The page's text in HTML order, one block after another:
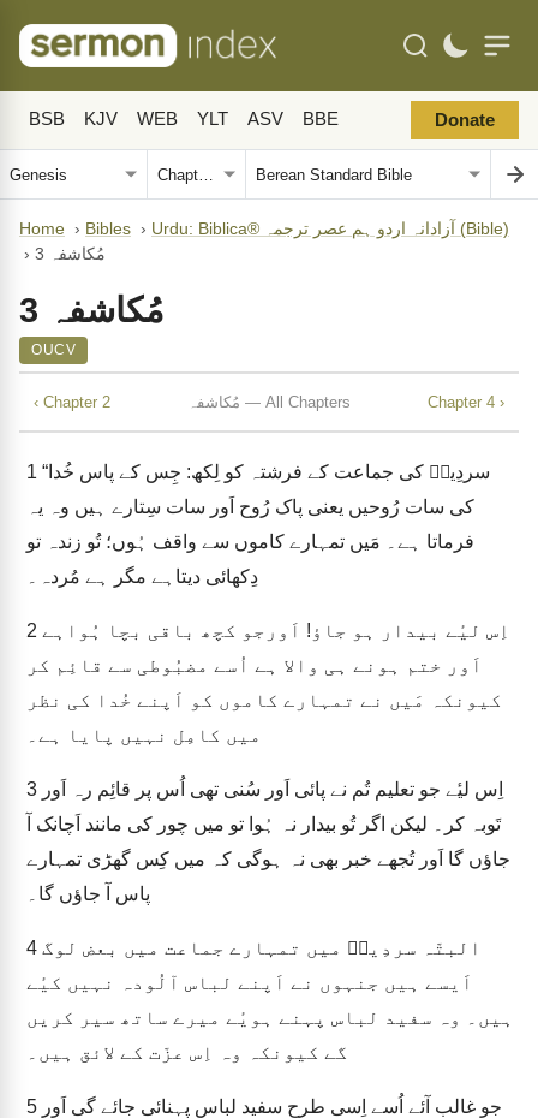
BSB KJV WEB YLT ASV BBE Donate
Home › Bibles ›
Urdu: Biblica® آزادانہ اردو ہم عصر ترجمہ (Bible)
›
مُکاشفہ 3
مُکاشفہ 3
OUCV
‹ Chapter 2 مُکاشفہ — All Chapters Chapter 4 ›
1 “سردِیسؔ کی جماعت کے فرشتہ کو لِکھ: جِس کے پاس خُدا
کی سات رُوحیں یعنی پاک رُوح اَور سات سِتارے ہیں وہ یہ
فرماتا ہے۔ مَیں تمہارے کاموں سے واقف ہُوں؛ تُو زندہ تو
دِکھائی دیتاہے مگر ہے مُردہ۔
2
اَور ختم ہونے ہی والا ہے اُسے مضبُوطی سے قائِم کر
کیونکہ مَیں نے تمہارے کاموں کو اَپنے خُدا کی نظر
میں کامِل نہیں پایا ہے۔
3
تَوبہ کر۔ لیکن اگر تُو بیدار نہ ہُوا تو میں چور کی مانند اَچانک آ
جاؤں گا اَور تُجھے خبر بھی نہ ہوگی کہ میں کِس گھڑی تمہارے
پاس آ جاؤں گا۔
4
اَیسے ہیں جنہوں نے اَپنے لباس آلُودہ نہیں کیٔے
ہیں۔ وہ سفید لباس پہنے ہویٔے میرے ساتھ سیر کریں
گے کیونکہ وہ اِس عزّت کے لائق ہیں۔
5